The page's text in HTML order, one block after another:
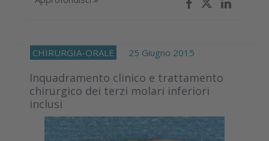
CHIRURGIA-ORALE 25 Giugno 2015
Inquadramento clinico e trattamento
chirurgico dei terzi molari inferiori
inclusi